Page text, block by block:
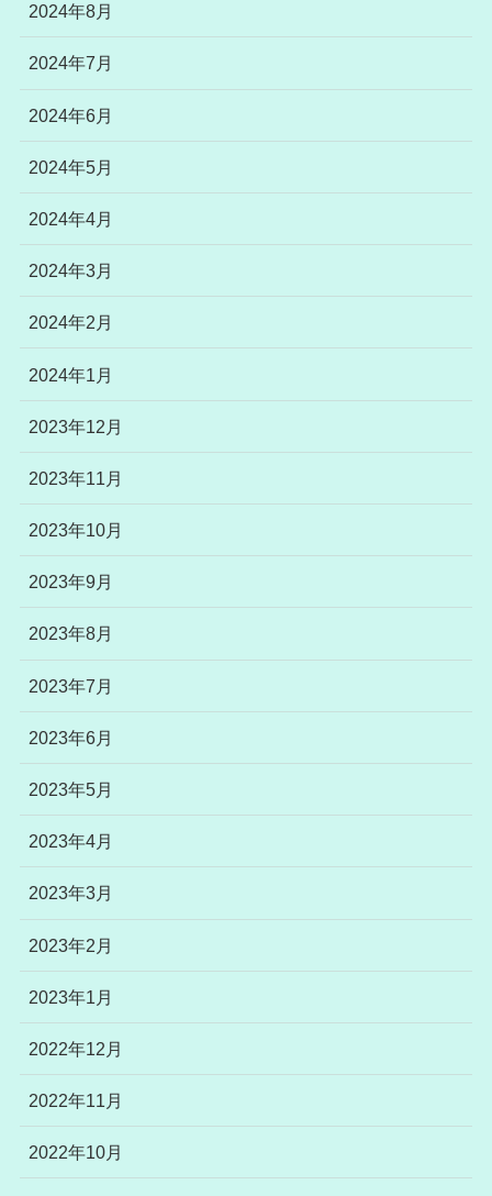
2024年8月
2024年7月
2024年6月
2024年5月
2024年4月
2024年3月
2024年2月
2024年1月
2023年12月
2023年11月
2023年10月
2023年9月
2023年8月
2023年7月
2023年6月
2023年5月
2023年4月
2023年3月
2023年2月
2023年1月
2022年12月
2022年11月
2022年10月